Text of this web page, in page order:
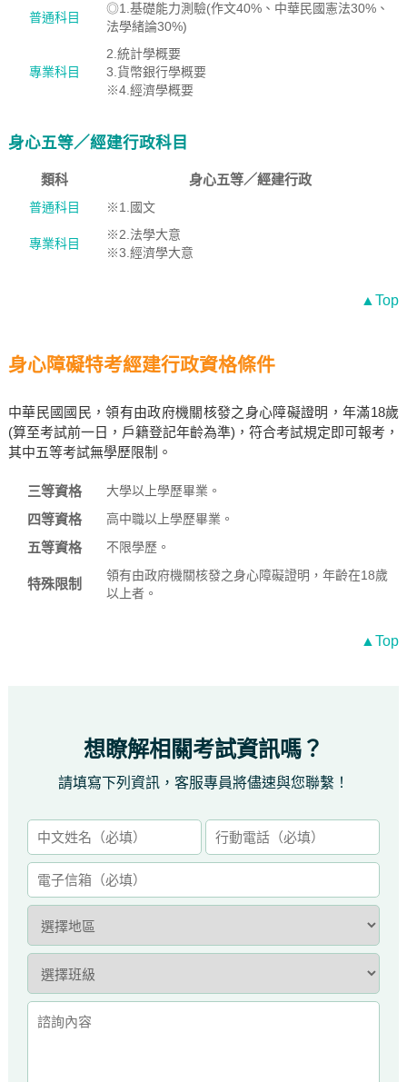
普通科目
◎1.基礎能力測驗(作文40%、中華民國憲法30%、
法學緒論30%)
專業科目
2.統計學概要
3.貨幣銀行學概要
※4.經濟學概要
身心五等／經建行政科目
類科 身心五等／經建行政
普通科目 ※1.國文
專業科目
※2.法學大意
※3.經濟學大意
▲Top
身心障礙特考經建行政資格條件
中華民國國民，領有由政府機關核發之身心障礙證明，年滿18歲
(算至考試前一日，戶籍登記年齡為準)，符合考試規定即可報考，
其中五等考試無學歷限制。
三等資格 大學以上學歷畢業。
四等資格 高中職以上學歷畢業。
五等資格 不限學歷。
特殊限制
領有由政府機關核發之身心障礙證明，年齡在18歲
以上者。
▲Top
想瞭解相關考試資訊嗎？
請填寫下列資訊，客服專員將儘速與您聯繫！